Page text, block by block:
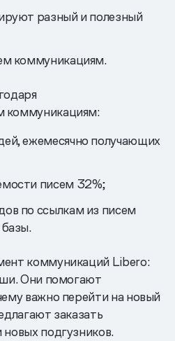
разный и полезный
коммуникациям.
коммуникациям:
ежемесячно получающих
писем 32%;
по ссылкам из писем
коммуникаций Libero:
Они помогают
важно перейти на новый
заказать
подгузников.